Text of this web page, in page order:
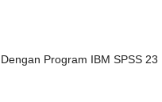
Program IBM SPSS 23